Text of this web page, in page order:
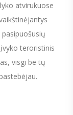
atvirukuose
teroristinis
visgi be tų